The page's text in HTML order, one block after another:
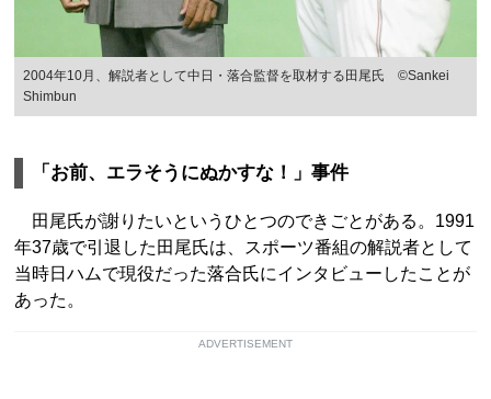
2004年10月、解説者として中日・落合監督を取材する田尾氏 ©Sankei
Shimbun
「お前、エラそうにぬかすな！」事件
田尾氏が謝りたいというひとつのできごとがある。1991
年37歳で引退した田尾氏は、スポーツ番組の解説者として
当時日ハムで現役だった落合氏にインタビューしたことが
あった。
ADVERTISEMENT